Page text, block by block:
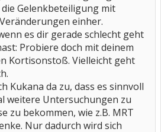
Gelenkbeteiligung mit
einher.
es dir gerade schlecht geht
Probiere doch mit deinem
Kortisonstoß. Vielleicht geht
Kukana da zu, dass es sinnvoll
weitere Untersuchungen zu
zu bekommen, wie z.B. MRT
Nur dadurch wird sich